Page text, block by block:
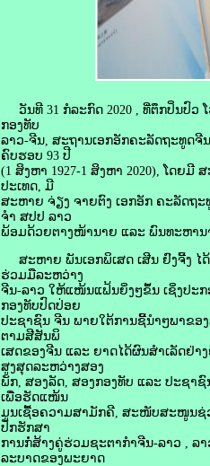
ວັນທີ 31 ກໍລະກົດ 2020 , ທີ່ຕຶກປິ່ນປົວ
ກອງທັບ
ລາວ-ຈີນ, ສະຖານເອກອັກຄະລັດຖະທູດ
ຄົບຮອບ 93 ປີ
(1 ສິງຫາ 1927-1 ສິງຫາ 2020), ໂດຍ
ປະເທດ, ມີ
ສະຫາຍ ຈ່ຽງ ຈາຍຕົງ ເອກອັກ ຄະລັດຖ
ຈໍາ ສປປ ລາວ
ພ້ອມດ້ວຍຕາງໜ້ານາຍ ແລະ ພົນທະຫານ
ສະຫາຍ ພັນເອກພິເສດ ເສີນ ຢົງຈີ້ງ ໄ
ຮ່ວມມືລະຫວ່າງ
ຈີນ-ລາວ ໃຫ້ແໜ້ນແຟ້ນຍິ່ງໆຂຶ້ນ ເຊິ່ງປະ
ກອງທັບປົດປ່ອຍ
ປະຊາຊົນ ຈີນ ພາຍໃຕ້ການຊີ້ນໍາໆພາຂອ
ຕາມສີສັນພິ
ເສດຂອງຈີນ ແລະ ຍາດໄດ້ຜົນສໍາເລັດຢ່າ
ສູງສຸດລະຫວ່າງສອງ
ພັກ, ສອງລັດ, ສອງກອງທັບ ແລະ ປະຊາ
ເພື່ອຮັດແໜ້ນ
ມູນເຊື້ອຄວາມສາມັກຄີ, ສະໜັບສະໜູນຊ່ວ
ປັກຮັກສາ
ການກໍ່ສ້າງຄູ່ຮ່ວມຊະຕາກຳຈີນ-ລາວ , ລ
ລະບາດຂອງພະຍາດ